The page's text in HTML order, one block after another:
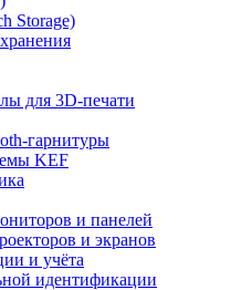
Storage)
для 3D-печати
гарнитуры
KEF
и панелей
и экранов
и учёта
идентификации